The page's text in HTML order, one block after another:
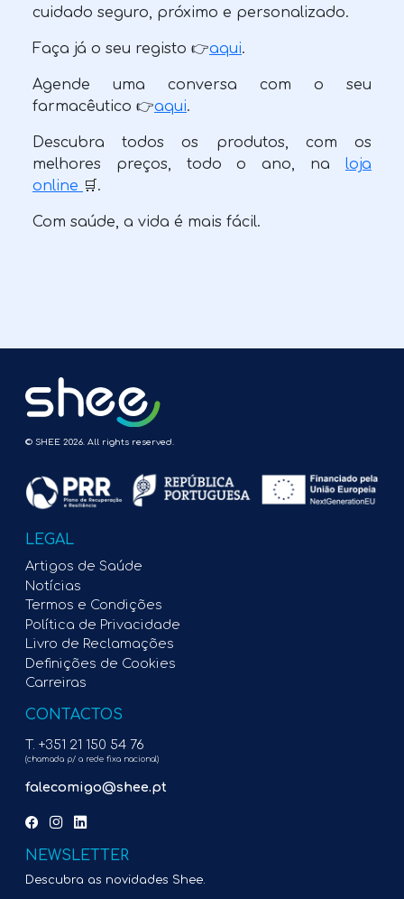
cuidado seguro, próximo e personalizado.
Faça já o seu registo 👉aqui.
Agende uma conversa com o seu
farmacêutico 👉aqui.
Descubra todos os produtos, com os
melhores preços, todo o ano, na loja
online 🛒.
Com saúde, a vida é mais fácil.
© SHEE 2026. All rights reserved.
LEGAL
Artigos de Saúde
Notícias
Termos e Condições
Política de Privacidade
Livro de Reclamações
Definições de Cookies
Carreiras
CONTACTOS
T. +351 21 150 54 76
(chamada p/ a rede fixa nacional)
falecomigo@shee.pt
NEWSLETTER
Descubra as novidades Shee.